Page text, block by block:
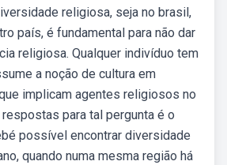
religiosa, seja no brasil,
país, é fundamental para não dar
religiosa. Qualquer indivíduo tem
a noção de cultura em
implicam agentes religiosos no
para tal pergunta é o
possível encontrar diversidade
quando numa mesma região há